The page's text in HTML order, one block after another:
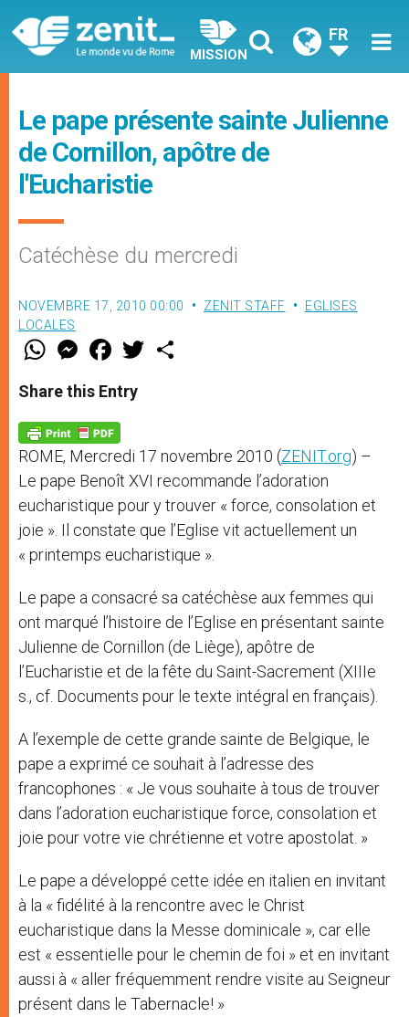
MISSION
FR
Le pape présente sainte Julienne
de Cornillon, apôtre de
l'Eucharistie
Catéchèse du mercredi
NOVEMBRE 17, 2010 00:00 ZENIT STAFF
EGLISES
LOCALES
W
t
s
p
p
M
e
s
e
g
e
r
F
a
e
b
o
k
w
Share this Entry
ROME, Mercredi 17 novembre 2010 (ZENIT.org) –
Le pape Benoît XVI recommande l’adoration
eucharistique pour y trouver « force, consolation et
joie ». Il constate que l’Eglise vit actuellement un
« printemps eucharistique ».
Le pape a consacré sa catéchèse aux femmes qui
ont marqué l’histoire de l’Eglise en présentant sainte
Julienne de Cornillon (de Liège), apôtre de
l’Eucharistie et de la fête du Saint-Sacrement (XIIIe
s., cf. Documents pour le texte intégral en français).
A l’exemple de cette grande sainte de Belgique, le
pape a exprimé ce souhait à l’adresse des
francophones : « Je vous souhaite à tous de trouver
dans l’adoration eucharistique force, consolation et
joie pour votre vie chrétienne et votre apostolat. »
Le pape a développé cette idée en italien en invitant
à la « fidélité à la rencontre avec le Christ
eucharistique dans la Messe dominicale », car elle
est « essentielle pour le chemin de foi » et en invitant
aussi à « aller fréquemment rendre visite au Seigneur
présent dans le Tabernacle! »